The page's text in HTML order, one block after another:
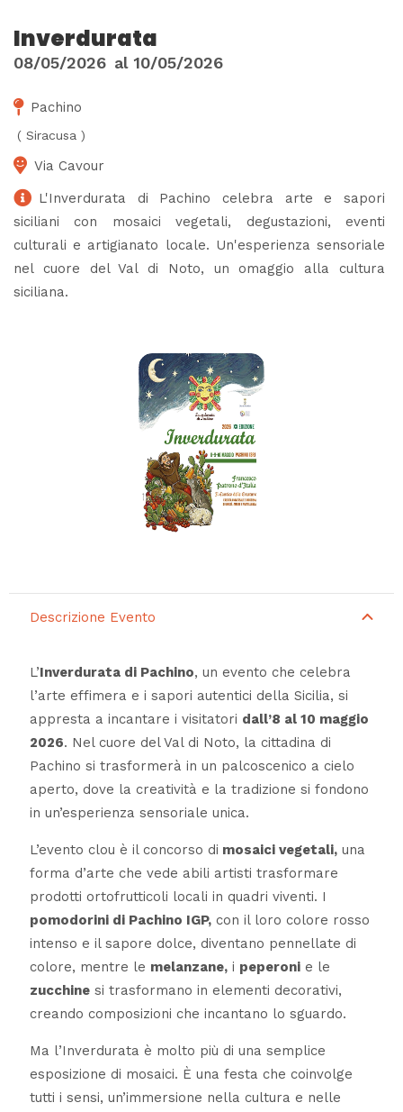
Inverdurata
08/05/2026 al 10/05/2026
Pachino
( Siracusa )
Via Cavour
L'Inverdurata di Pachino celebra arte e sapori
siciliani con mosaici vegetali, degustazioni, eventi
culturali e artigianato locale. Un'esperienza sensoriale
nel cuore del Val di Noto, un omaggio alla cultura
siciliana.
Descrizione Evento
L’Inverdurata di Pachino, un evento che celebra
l’arte effimera e i sapori autentici della Sicilia, si
appresta a incantare i visitatori dall’8 al 10 maggio
2026. Nel cuore del Val di Noto, la cittadina di
Pachino si trasformerà in un palcoscenico a cielo
aperto, dove la creatività e la tradizione si fondono
in un’esperienza sensoriale unica.
L’evento clou è il concorso di mosaici vegetali,una
forma d’arte che vede abili artisti trasformare
prodotti ortofrutticoli locali in quadri viventi. I
pomodorini di Pachino IGP,con il loro colore rosso
intenso e il sapore dolce, diventano pennellate di
colore, mentre le melanzane,i peperonie le
zucchinesi trasformano in elementi decorativi,
creando composizioni che incantano lo sguardo.
Ma l’Inverdurata è molto più di una semplice
esposizione di mosaici. È una festa che coinvolge
tutti i sensi, un’immersione nella cultura e nelle